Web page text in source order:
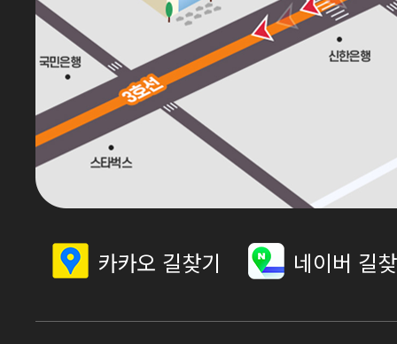
카카오 길찾기 네이버 길